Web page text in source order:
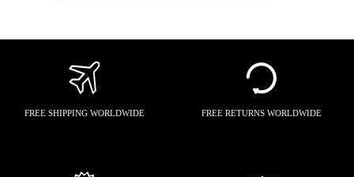
FREE SHIPPING WORLDWIDE FREE RETURNS WORLDWIDE